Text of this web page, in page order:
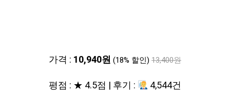
가격 : 10,940원 (18% 할인) 13,400원
평점 : ★ 4.5점 | 후기 : 4,544건